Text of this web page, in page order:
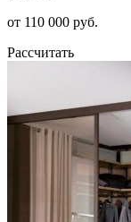
от 110 000 руб.
Рассчитать